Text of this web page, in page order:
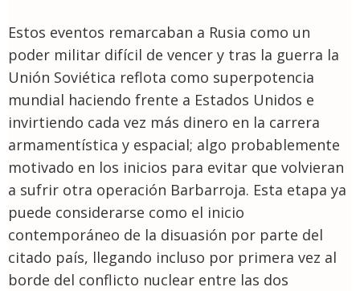
Estos eventos remarcaban a Rusia como un
poder militar difícil de vencer y tras la guerra la
Unión Soviética reflota como superpotencia
mundial haciendo frente a Estados Unidos e
invirtiendo cada vez más dinero en la carrera
armamentística y espacial; algo probablemente
motivado en los inicios para evitar que volvieran
a sufrir otra operación Barbarroja. Esta etapa ya
puede considerarse como el inicio
contemporáneo de la disuasión por parte del
citado país, llegando incluso por primera vez al
borde del conflicto nuclear entre las dos